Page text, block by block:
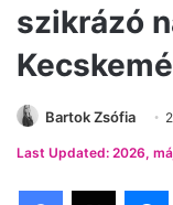
szikrázó
Bartok Zsófia
Last Updated: 2026,
Facebook
X